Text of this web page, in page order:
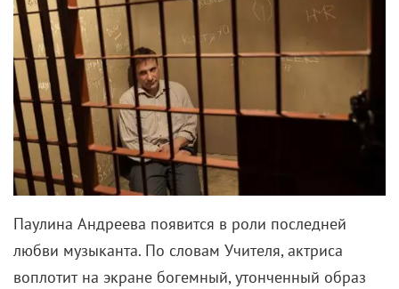
Паулина Андреева появится в роли последней
любви музыканта. По словам Учителя, актриса
воплотит на экране богемный, утонченный образ